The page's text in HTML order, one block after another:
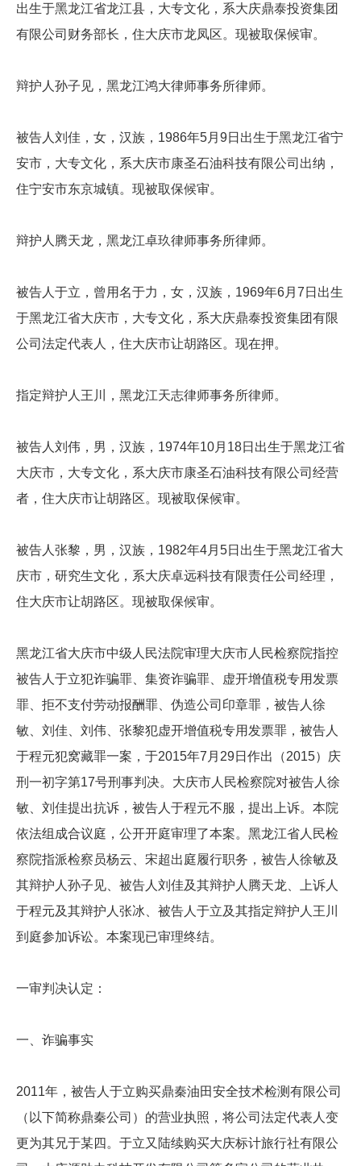
出生于黑龙江省龙江县，大专文化，系大庆鼎泰投资集团
有限公司财务部长，住大庆市龙凤区。现被取保候审。
辩护人孙子见，黑龙江鸿大律师事务所律师。
被告人刘佳，女，汉族，1986年5月9日出生于黑龙江省宁
安市，大专文化，系大庆市康圣石油科技有限公司出纳，
住宁安市东京城镇。现被取保候审。
辩护人腾天龙，黑龙江卓玖律师事务所律师。
被告人于立，曾用名于力，女，汉族，1969年6月7日出生
于黑龙江省大庆市，大专文化，系大庆鼎泰投资集团有限
公司法定代表人，住大庆市让胡路区。现在押。
指定辩护人王川，黑龙江天志律师事务所律师。
被告人刘伟，男，汉族，1974年10月18日出生于黑龙江省
大庆市，大专文化，系大庆市康圣石油科技有限公司经营
者，住大庆市让胡路区。现被取保候审。
被告人张黎，男，汉族，1982年4月5日出生于黑龙江省大
庆市，研究生文化，系大庆卓远科技有限责任公司经理，
住大庆市让胡路区。现被取保候审。
黑龙江省大庆市中级人民法院审理大庆市人民检察院指控
被告人于立犯诈骗罪、集资诈骗罪、虚开增值税专用发票
罪、拒不支付劳动报酬罪、伪造公司印章罪，被告人徐
敏、刘佳、刘伟、张黎犯虚开增值税专用发票罪，被告人
于程元犯窝藏罪一案，于2015年7月29日作出（2015）庆
刑一初字第17号刑事判决。大庆市人民检察院对被告人徐
敏、刘佳提出抗诉，被告人于程元不服，提出上诉。本院
依法组成合议庭，公开开庭审理了本案。黑龙江省人民检
察院指派检察员杨云、宋超出庭履行职务，被告人徐敏及
其辩护人孙子见、被告人刘佳及其辩护人腾天龙、上诉人
于程元及其辩护人张冰、被告人于立及其指定辩护人王川
到庭参加诉讼。本案现已审理终结。
一审判决认定：
一、诈骗事实
2011年，被告人于立购买鼎秦油田安全技术检测有限公司
（以下简称鼎秦公司）的营业执照，将公司法定代表人变
更为其兄于某四。于立又陆续购买大庆标计旅行社有限公